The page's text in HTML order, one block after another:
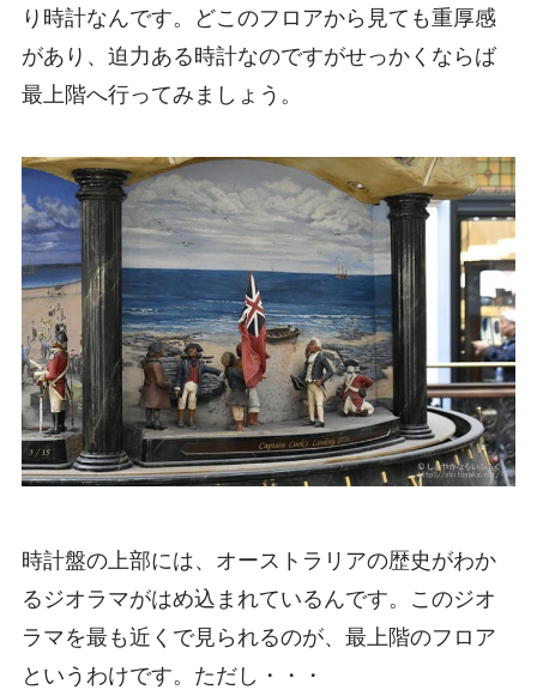
り時計なんです。どこのフロアから見ても重厚感
があり、迫力ある時計なのですがせっかくならば
最上階へ行ってみましょう。
時計盤の上部には、オーストラリアの歴史がわか
るジオラマがはめ込まれているんです。このジオ
ラマを最も近くで見られるのが、最上階のフロア
というわけです。ただし・・・